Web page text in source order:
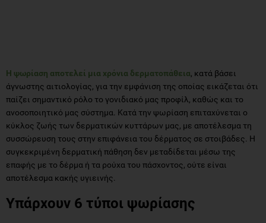
Η ψωρίαση αποτελεί μια χρόνια δερματοπάθεια, κατά βάσει
άγνωστης αιτιολογίας, για την εμφάνιση της οποίας εικάζεται ότι
παίζει σημαντικό ρόλο το γονιδιακό μας προφίλ, καθώς και το
ανοσοποιητικό μας σύστημα. Κατά την ψωρίαση επιταχύνεται ο
κύκλος ζωής των δερματικών κυττάρων μας, με αποτέλεσμα τη
συσσώρευση τους στην επιφάνεια του δέρματος σε στοιβάδες. Η
συγκεκριμένη δερματική πάθηση δεν μεταδίδεται μέσω της
επαφής με το δέρμα ή τα ρούχα του πάσχοντος, ούτε είναι
αποτέλεσμα κακής υγιεινής.
Υπάρχουν 6 τύποι ψωρίασης